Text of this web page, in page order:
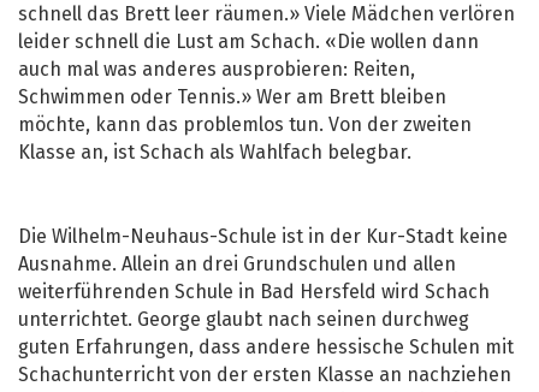
schnell das Brett leer räumen.» Viele Mädchen verlören
leider schnell die Lust am Schach. «Die wollen dann
auch mal was anderes ausprobieren: Reiten,
Schwimmen oder Tennis.» Wer am Brett bleiben
möchte, kann das problemlos tun. Von der zweiten
Klasse an, ist Schach als Wahlfach belegbar.
Die Wilhelm-Neuhaus-Schule ist in der Kur-Stadt keine
Ausnahme. Allein an drei Grundschulen und allen
weiterführenden Schule in Bad Hersfeld wird Schach
unterrichtet. George glaubt nach seinen durchweg
guten Erfahrungen, dass andere hessische Schulen mit
Schachunterricht von der ersten Klasse an nachziehen